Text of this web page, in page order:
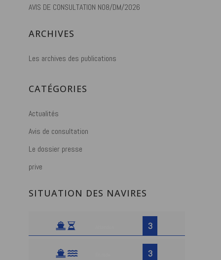
AVIS DE CONSULTATION N08/DM/2026
ARCHIVES
Les archives des publications
CATÉGORIES
Actualités
Avis de consultation
Le dossier presse
prive
SITUATION DES NAVIRES
3
3